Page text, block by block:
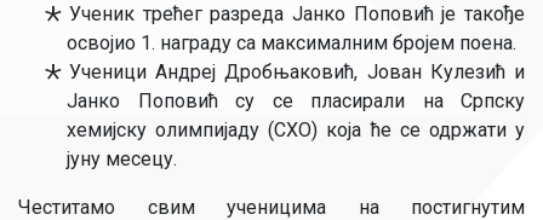
Ученик трећег разреда Јанко Поповић је такође
освојио 1. награду са максималним бројем поена.
Ученици Андреј Дробњаковић, Јован Кулезић и
Јанко Поповић су се пласирали на Српску
хемијску олимпијаду (СХО) која ће се одржати у
јуну месецу.
Честитамо свим ученицима на постигнутим